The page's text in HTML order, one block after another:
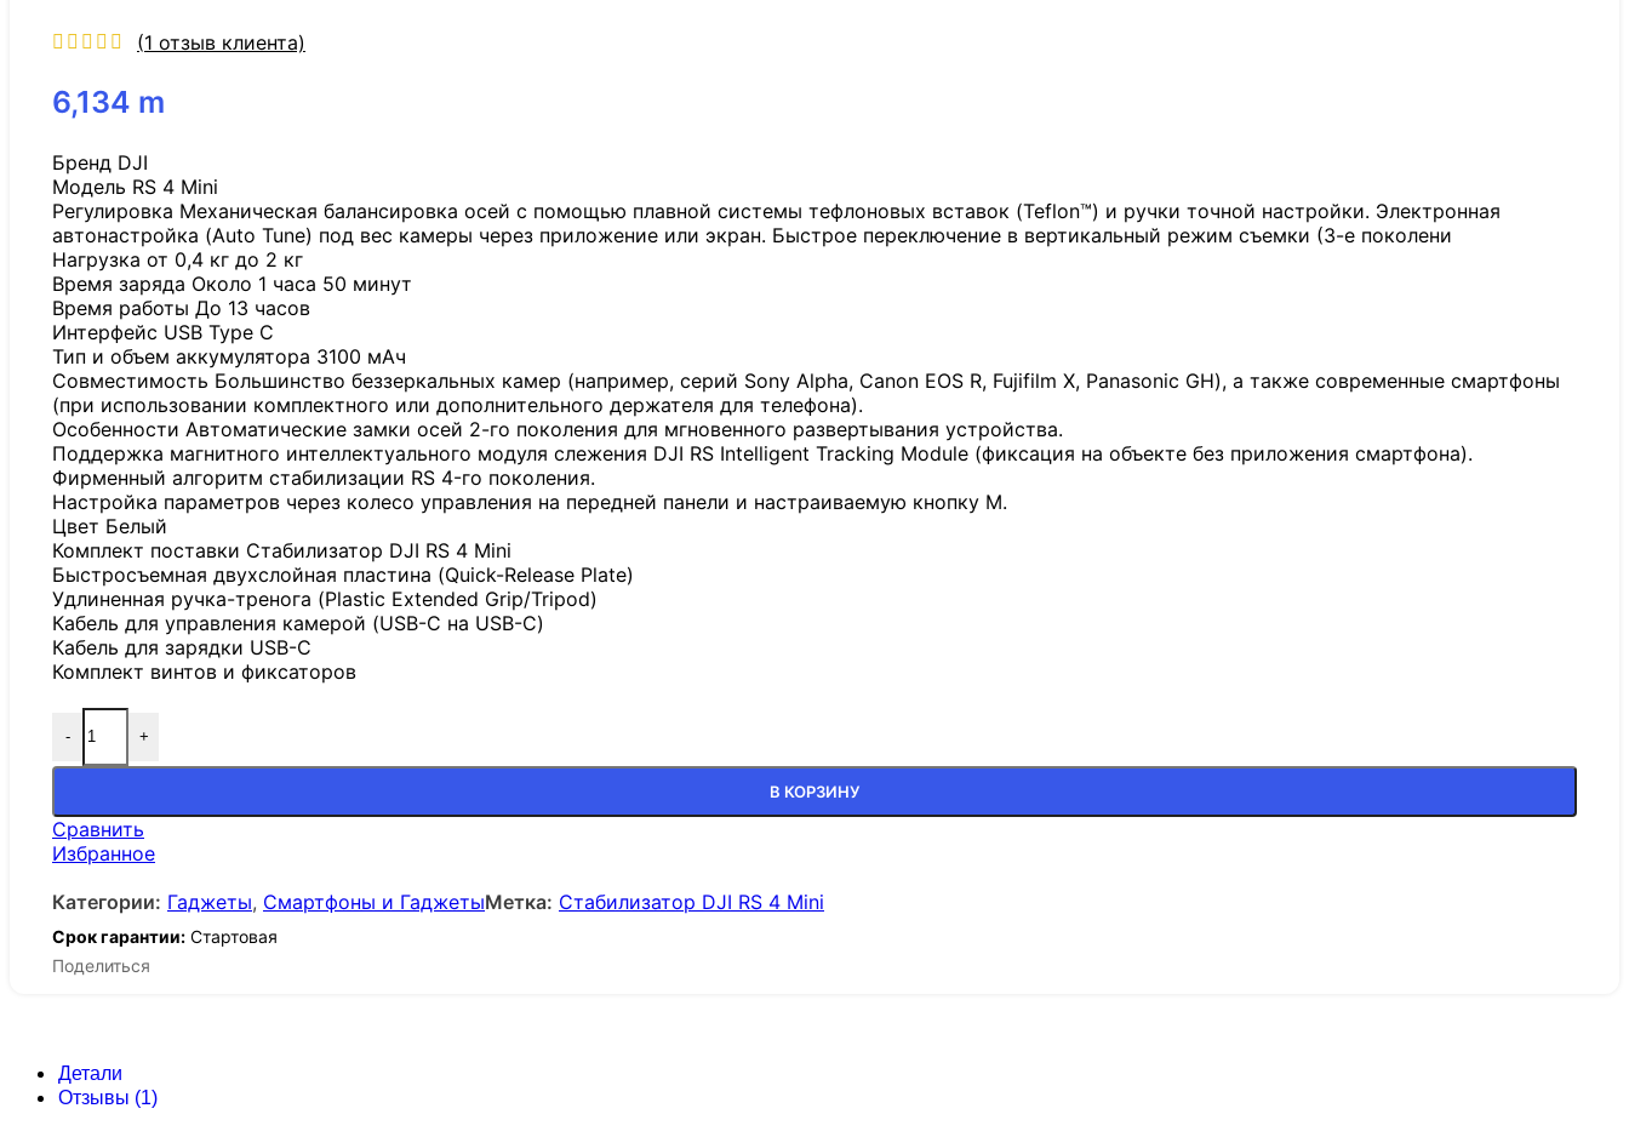
(1 отзыв клиента)
6,134 m
Бренд DJI
Модель RS 4 Mini
Регулировка Механическая балансировка осей с помощью плавной системы тефлоновых вставок (Teflon™) и ручки точной настройки. Электронная
автонастройка (Auto Tune) под вес камеры через приложение или экран. Быстрое переключение в вертикальный режим съемки (3-е поколени
Нагрузка от 0,4 кг до 2 кг
Время заряда Около 1 часа 50 минут
Время работы До 13 часов
Интерфейс USB Type C
Тип и объем аккумулятора 3100 мАч
Совместимость Большинство беззеркальных камер (например, серий Sony Alpha, Canon EOS R, Fujifilm X, Panasonic GH), а также современные смартфоны
(при использовании комплектного или дополнительного держателя для телефона).
Особенности Автоматические замки осей 2-го поколения для мгновенного развертывания устройства.
Поддержка магнитного интеллектуального модуля слежения DJI RS Intelligent Tracking Module (фиксация на объекте без приложения смартфона).
Фирменный алгоритм стабилизации RS 4-го поколения.
Настройка параметров через колесо управления на передней панели и настраиваемую кнопку M.
Цвет Белый
Комплект поставки Стабилизатор DJI RS 4 Mini
Быстросъемная двухслойная пластина (Quick-Release Plate)
Удлиненная ручка-тренога (Plastic Extended Grip/Tripod)
Кабель для управления камерой (USB-C на USB-C)
Кабель для зарядки USB-C
Комплект винтов и фиксаторов
- +
В КОРЗИНУ
Сравнить
Избранное
Категории: Гаджеты, Смартфоны и ГаджетыМетка: Стабилизатор DJI RS 4 Mini
Срок гарантии: Стартовая
Поделиться
Детали
Отзывы (1)